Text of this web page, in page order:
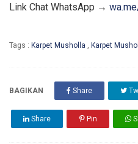
Link Chat WhatsApp →
Tags : Karpet Musholla , Karpet
BAGIKAN Share
Share Pin